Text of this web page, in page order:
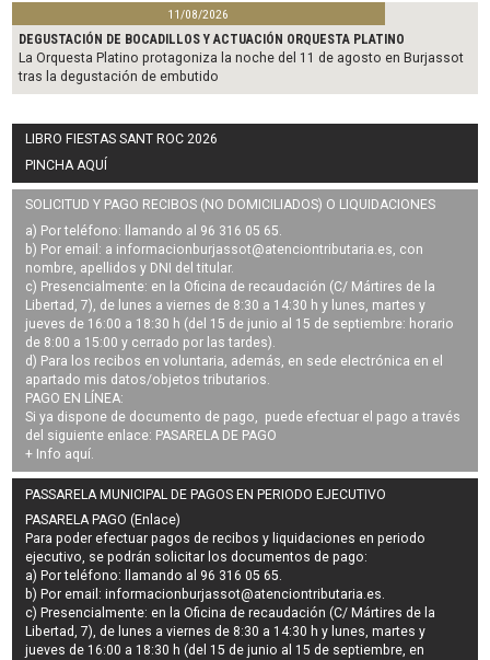
11/08/2026
DEGUSTACIÓN DE BOCADILLOS Y ACTUACIÓN ORQUESTA PLATINO
La Orquesta Platino protagoniza la noche del 11 de agosto en Burjassot
tras la degustación de embutido
LIBRO FIESTAS SANT ROC 2026
PINCHA AQUÍ
SOLICITUD Y PAGO RECIBOS (NO DOMICILIADOS) O LIQUIDACIONES
a) Por teléfono: llamando al 96 316 05 65.
b) Por email: a informacionburjassot@atenciontributaria.es, con
nombre, apellidos y DNI del titular.
c) Presencialmente: en la Oficina de recaudación (C/ Mártires de la
Libertad, 7), de lunes a viernes de 8:30 a 14:30 h y lunes, martes y
jueves de 16:00 a 18:30 h (del 15 de junio al 15 de septiembre: horario
de 8:00 a 15:00 y cerrado por las tardes).
d) Para los recibos en voluntaria, además, en sede electrónica en el
apartado mis datos/objetos tributarios.
PAGO EN LÍNEA:
Si ya dispone de documento de pago, puede efectuar el pago a través
del siguiente enlace: PASARELA DE PAGO
+ Info aquí.
PASSARELA MUNICIPAL DE PAGOS EN PERIODO EJECUTIVO
PASARELA PAGO (Enlace)
Para poder efectuar pagos derecibos y liquidaciones en periodo
ejecutivo, se podrán solicitar los documentos de pago:
a) Por teléfono: llamando al 96 316 05 65.
b) Por email:informacionburjassot@atenciontributaria.es.
c) Presencialmente: en la Oficina de recaudación (C/ Mártires de la
Libertad, 7), de lunes a viernes de 8:30 a 14:30 h y lunes, martes y
jueves de 16:00 a 18:30 h (del 15 de junio al 15 de septiembre, en